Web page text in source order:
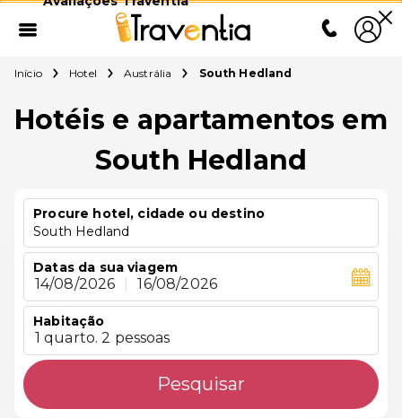
Início Hotel Austrália South Hedland
Hotéis e apartamentos em
South Hedland
Procure hotel, cidade ou destino
South Hedland
Datas da sua viagem
14/08/2026 16/08/2026
Habitação
1 quarto. 2 pessoas
Pesquisar